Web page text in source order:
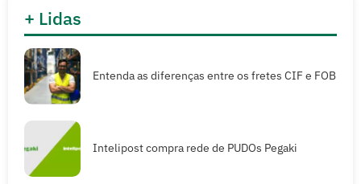
+ Lidas
Entenda as diferenças entre os fretes CIF e FOB
Intelipost compra rede de PUDOs Pegaki